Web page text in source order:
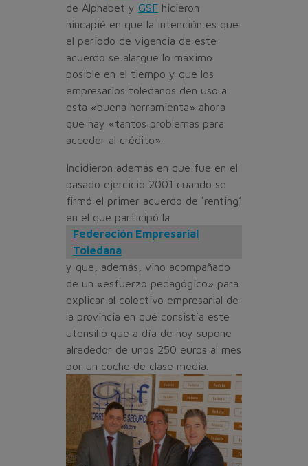
de Alphabet y GSF hicieron
hincapié en que la intención es que
el periodo de vigencia de es­te
acuerdo se alargue lo máximo
posible en el tiempo y que los
empresarios toledanos den uso a
esta «buena herramienta» aho­ra
que hay «tantos problemas para
acceder al crédito».
Incidieron además en que fue en el
pasado ejercicio 2001 cuando se
firmó el primer acuer­do de ‘renting’
en el que partici­pó la
Federación Empresarial
Toledana
y que, además, vino acompañado
de un «esfuerzo pedagógico» para
explicar al co­lectivo empresarial de
la provin­cia en qué consistía este
utensi­lio que a día de hoy supone
alre­dedor de unos 250 euros al mes
por un coche de clase media.